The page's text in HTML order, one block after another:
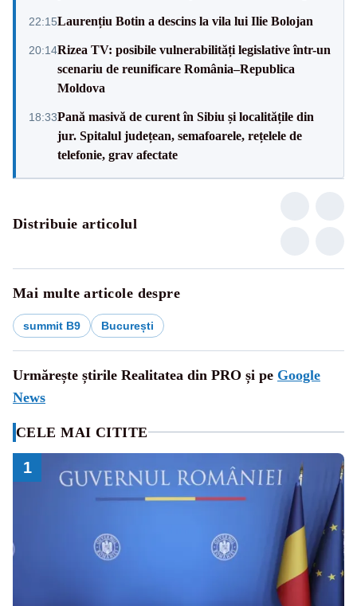
22:15Laurențiu Botin a descins la vila lui Ilie Bolojan
20:14Rizea TV: posibile vulnerabilități legislative într-un
scenariu de reunificare România–Republica
Moldova
18:33Pană masivă de curent în Sibiu și localitățile din
jur. Spitalul județean, semafoarele, rețelele de
telefonie, grav afectate
Distribuie articolul
Mai multe articole despre
summit B9 București
Urmărește știrile Realitatea din PRO și pe Google
News
CELE MAI CITITE
1